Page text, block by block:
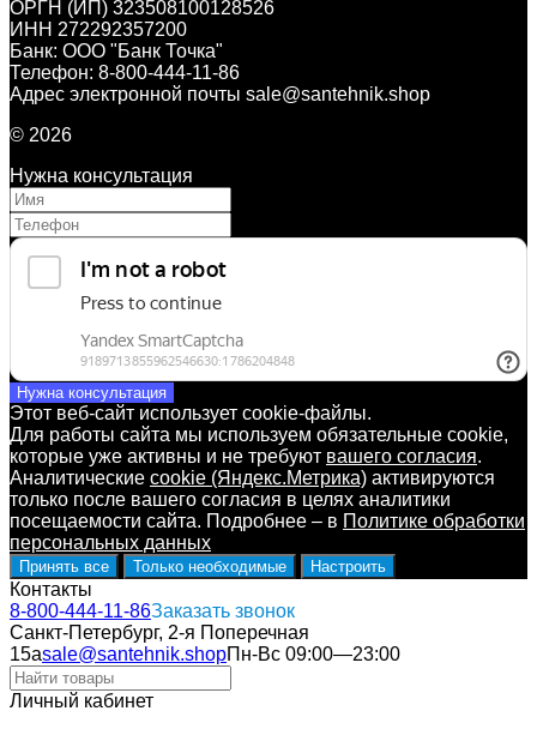
ОРГН (ИП) 323508100128526
ИНН 272292357200
Банк: ООО "Банк Точка"
Телефон: 8-800-444-11-86
Адрес электронной почты sale@santehnik.shop
© 2026
Нужна консультация
Нужна консультация
Этот веб-сайт использует cookie-файлы.
Для работы сайта мы используем обязательные cookie,
которые уже активны и не требуют вашего согласия.
Аналитические cookie (Яндекс.Метрика) активируются
только после вашего согласия в целях аналитики
посещаемости сайта. Подробнее – в Политике обработки
персональных данных
Принять все Только необходимые Настроить
Контакты
8-800-444-11-86Заказать звонок
Санкт-Петербург, 2-я Поперечная
15аsale@santehnik.shopПн-Вс 09:00—23:00
Личный кабинет